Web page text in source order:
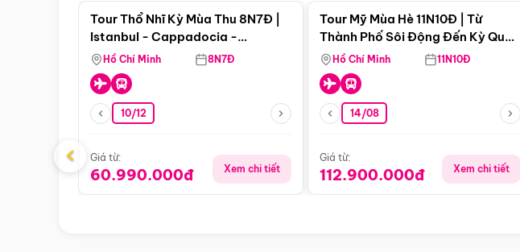
Tour Thổ Nhĩ Kỳ Mùa Thu 8N7Đ |
Istanbul - Cappadocia -
Pamukkale
Hồ Chí Minh 8N7Đ
10/12
Giá từ:
60.990.000đ Xem chi tiết
Tour Mỹ Mùa Hè 11N10Đ | Từ
Thành Phố Sôi Động Đến Kỳ Quan
Thiên Nhiên Mỹ
Hồ Chí Minh 11N10Đ
14/08
Giá từ:
112.900.000đ Xem chi tiết
‹